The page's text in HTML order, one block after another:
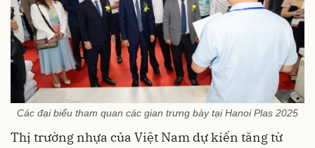
Các đại biểu tham quan các gian trưng bày tại Hanoi Plas 2025
Thị trường nhựa của Việt Nam dự kiến tăng từ